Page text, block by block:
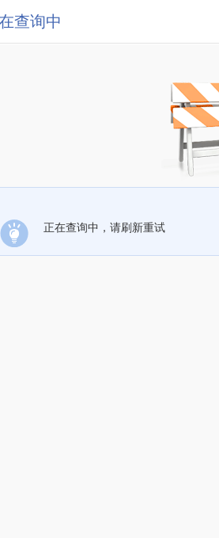
查询中
正在查询中，请刷新重试